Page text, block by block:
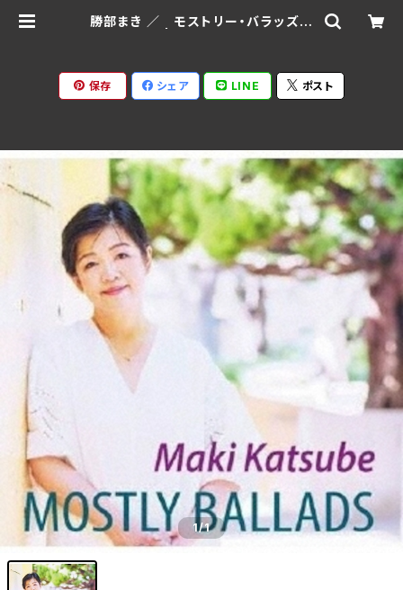
勝部まき ／ モストリー・バラッズ
保存 シェア LINE ポスト
1/1